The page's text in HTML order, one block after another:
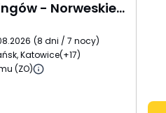
Śladami Wikingów - Norweskie Fiordy
(8 dni / 7 nocy)
Katowice(+17)
(ZO)